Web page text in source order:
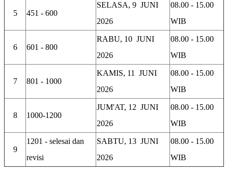
5 451 - 600
SELASA, 9 JUNI
2026
08.00 - 15.00
WIB
6 601 - 800
RABU, 10 JUNI
2026
08.00 - 15.00
WIB
7 801 - 1000
KAMIS, 11 JUNI
2026
08.00 - 15.00
WIB
8 1000-1200
JUM'AT, 12 JUNI
2026
08.00 - 15.00
WIB
9
1201 - selesai dan
revisi
SABTU, 13 JUNI
2026
08.00 - 15.00
WIB